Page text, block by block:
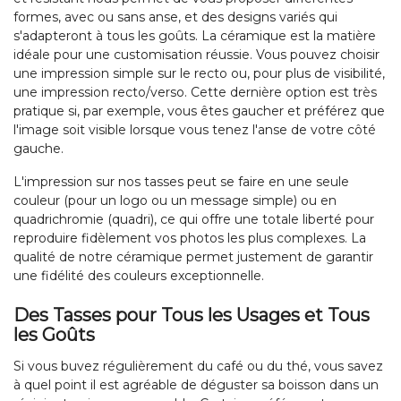
formes, avec ou sans anse, et des designs variés qui
s'adapteront à tous les goûts. La céramique est la matière
idéale pour une customisation réussie. Vous pouvez choisir
une impression simple sur le recto ou, pour plus de visibilité,
une impression recto/verso. Cette dernière option est très
pratique si, par exemple, vous êtes gaucher et préférez que
l'image soit visible lorsque vous tenez l'anse de votre côté
gauche.
L'impression sur nos tasses peut se faire en une seule
couleur (pour un logo ou un message simple) ou en
quadrichromie (quadri), ce qui offre une totale liberté pour
reproduire fidèlement vos photos les plus complexes. La
qualité de notre céramique permet justement de garantir
une fidélité des couleurs exceptionnelle.
Des Tasses pour Tous les Usages et Tous
les Goûts
Si vous buvez régulièrement du café ou du thé, vous savez
à quel point il est agréable de déguster sa boisson dans un